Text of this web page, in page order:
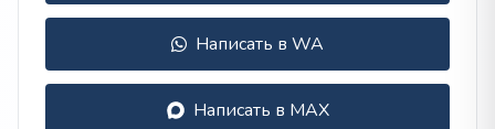
Написать в WA
Написать в MAX